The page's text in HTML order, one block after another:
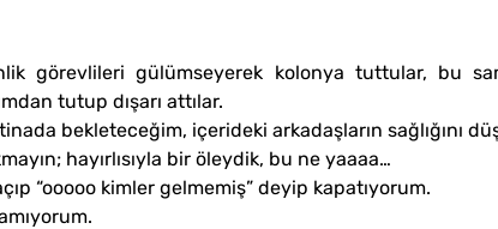
görevlileri gülümseyerek kolonya tuttular, bu
tutup dışarı attılar.
bekleteceğim, içerideki arkadaşların sağlığını
hayırlısıyla bir öleydik, bu ne yaaaa…
“ooooo kimler gelmemiş” deyip kapatıyorum.